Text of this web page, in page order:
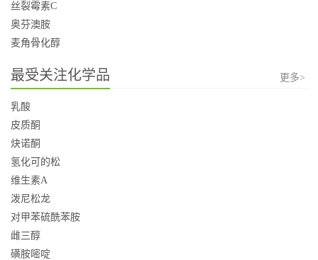
丝裂霉素C
奥芬澳胺
麦角骨化醇
最受关注化学品 更多>
乳酸
皮质酮
炔诺酮
氢化可的松
维生素A
泼尼松龙
对甲苯硫酰苯胺
雌三醇
磺胺嘧啶